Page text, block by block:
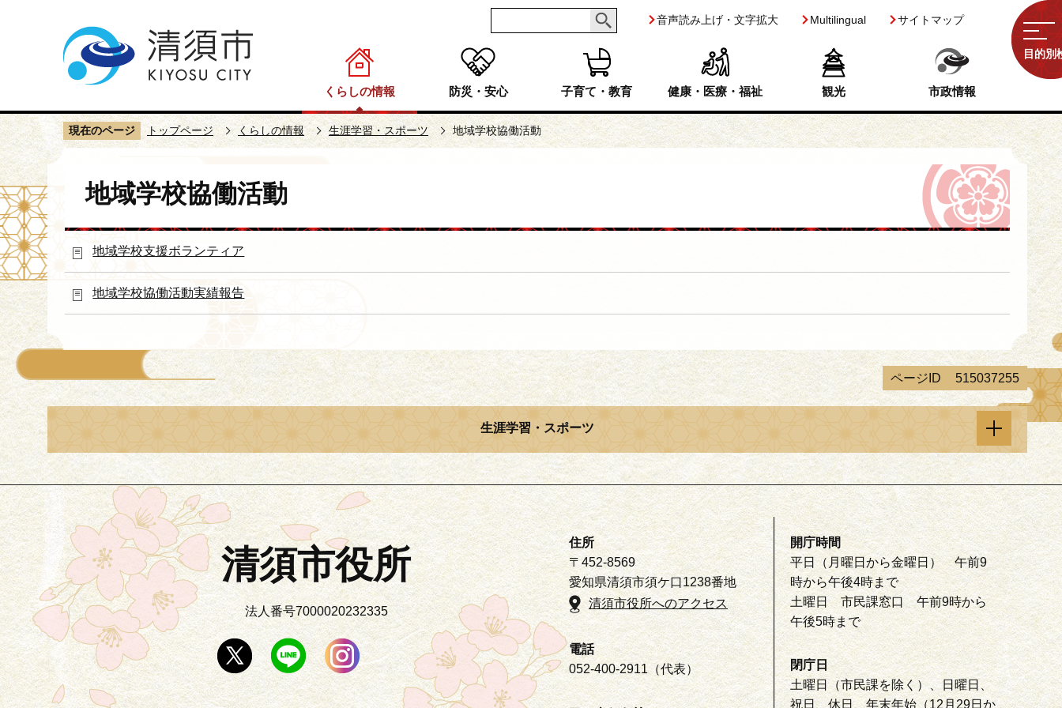
の
先
頭
で
す
音声読み上げ・文字拡大 Multilingual サイトマップ
くらしの情報 防災・安心 子育て・教育 健康・医療・福祉 観光 市政情報
目的別
現在のページ トップページ くらしの情報 生涯学習・スポーツ 地域学校協働活動
地域学校協働活動
地域学校支援ボランティア
地域学校協働活動実績報告
ページID 515037255
生涯学習・スポーツ
清須市役所
法人番号7000020232335
住所
〒452-8569
愛知県清須市須ケ口1238番地
清須市役所へのアクセス
電話
052-400-2911（代表）
開庁時間
平日（月曜日から金曜日） 午前9
時から午後4時まで
土曜日 市民課窓口 午前9時から
午後5時まで
閉庁日
土曜日（市民課を除く）、日曜日、
祝日、休日、年末年始（12月29日か